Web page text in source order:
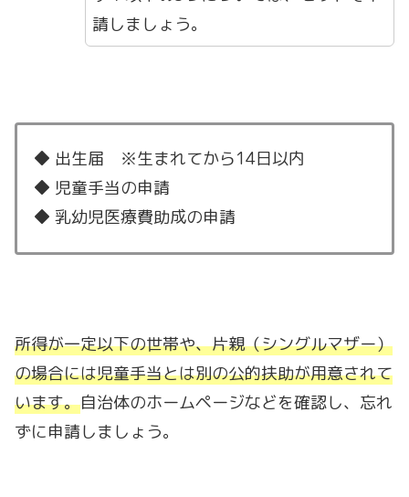
請しましょう。
◆ 出生届 ※生まれてから14日以内
◆ 児童手当の申請
◆ 乳幼児医療費助成の申請
所得が一定以下の世帯や、片親（シングルマザー）
の場合には児童手当とは別の公的扶助が用意されて
います。自治体のホームページなどを確認し、忘れ
ずに申請しましょう。